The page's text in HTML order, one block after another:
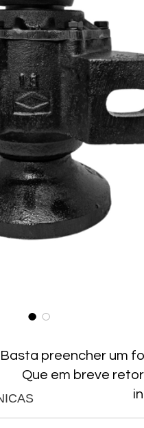
Basta preencher um
Que em breve